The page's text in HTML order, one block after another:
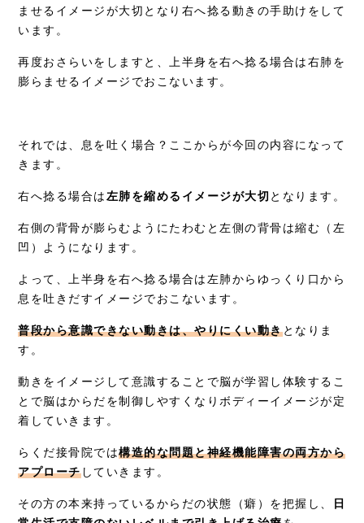
ませるイメージが大切となり右へ捻る動きの手助けをして
います。
再度おさらいをしますと、上半身を右へ捻る場合は右肺を
膨らませるイメージでおこないます。
それでは、息を吐く場合？ここからが今回の内容になって
きます。
右へ捻る場合は左肺を縮めるイメージが大切 となります。
右側の背骨が膨らむようにたわむと左側の背骨は縮む（左
凹）ようになります。
よって、上半身を右へ捻る場合は左肺からゆっくり口から
息を吐きだすイメージでおこないます。
普段から意識できない動きは、やりにくい動きとなりま
す。
動きをイメージして意識することで脳が学習し体験するこ
とで脳はからだを制御しやすくなりボディーイメージが定
着していきます。
らくだ接骨院では構造的な問題と神経機能障害の両方から
アプローチしていきます。
その方の本来持っているからだの状態（癖）を把握し、
日